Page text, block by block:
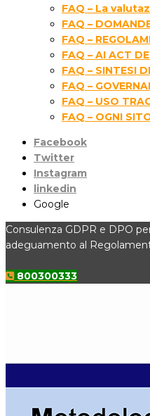
FAQ – La
FAQ –
FAQ –
FAQ – AI ACT
FAQ – SINTESI
FAQ –
FAQ – USO
FAQ – OGNI
Facebook
Twitter
Instagram
linkedin
Google
Consulenza GDPR e DPO
adeguamento al
800300333